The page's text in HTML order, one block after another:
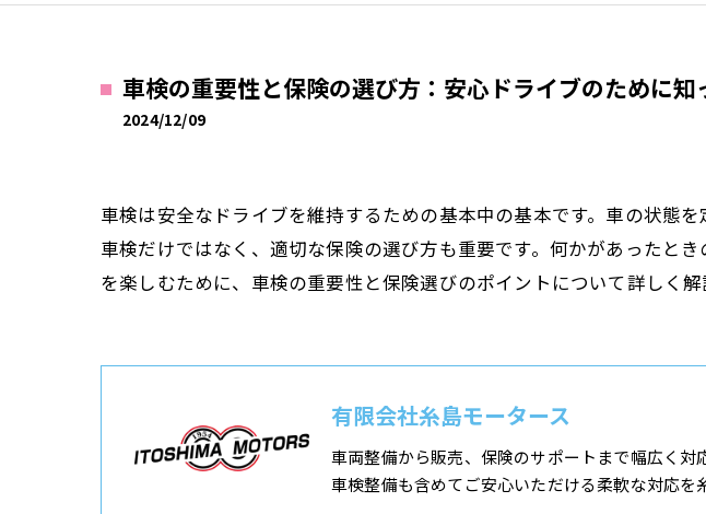
車検の重要性と保険の選び方：安心ドライブのために知
2024/12/09
車検は安全なドライブを維持するための基本中の基本です。車の状態
車検だけではなく、適切な保険の選び方も重要です。何かがあったと
を楽しむために、車検の重要性と保険選びのポイントについて詳しく解
有限会社糸島モータース
車両整備から販売、保険のサポートまで幅広く対
車検整備も含めてご安心いただける柔軟な対応を